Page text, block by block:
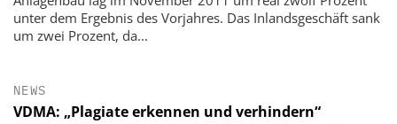
unter dem Ergebnis des Vorjahres. Das Inlandsgeschäft sank
um zwei Prozent, da...
NEWS
VDMA: „Plagiate erkennen und verhindern“